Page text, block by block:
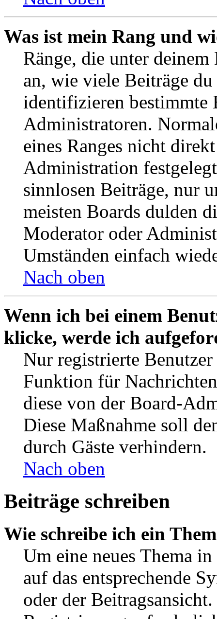
Was ist mein Rang und
Ränge, die unter deinem
an, wie viele Beiträge
identifizieren bestimmte
Administratoren.
eines Ranges nicht
Administration
sinnlosen Beiträge, nur
meisten Boards dulden
Moderator oder
Umständen einfach
Nach oben
Wenn ich bei einem
klicke, werde ich
Nur registrierte
Funktion für
diese von der Board-
Diese Maßnahme soll
durch Gäste verhindern.
Nach oben
Beiträge schreiben
Wie schreibe ich ein
Um eine neues Thema
auf das entsprechende
oder der